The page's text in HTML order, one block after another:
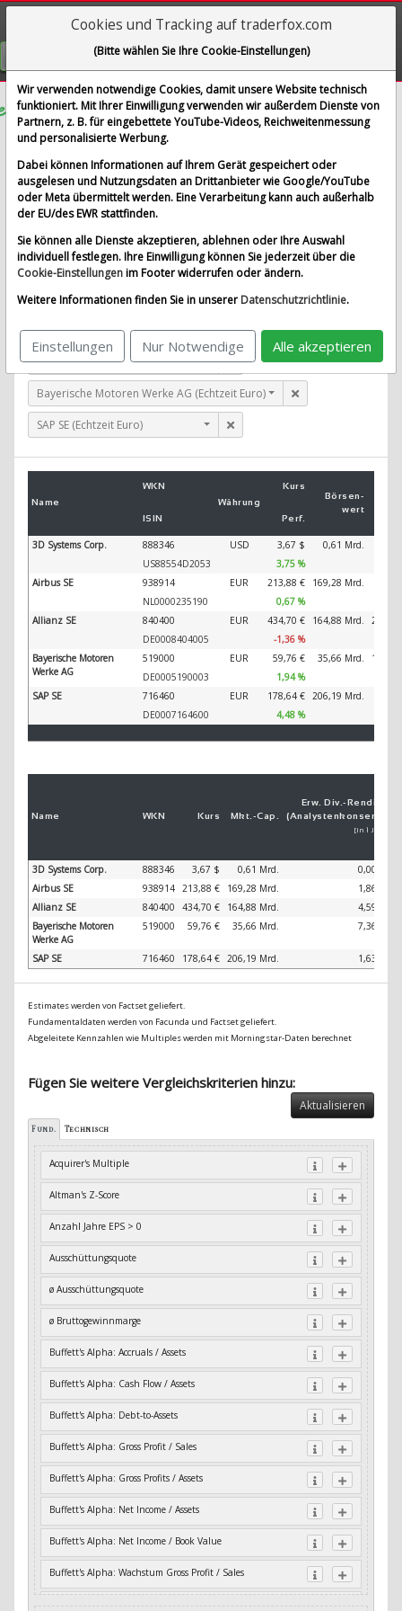
Visualizations
GRATIS REGISTRIEREN
3D Systems Corp.
im Vergleich mit Airbus SE, Allianz SE, Bayerische
Motoren Werke AG und 1 weitere Aktie
Alle Aktien entfernen
Standard-Vergleich
3D Systems Corp. (Echtzeit USD)
Airbus SE (Echtzeit Euro)
Allianz SE (Echtzeit Euro)
Bayerische Motoren Werke AG (Echtzeit Euro)
SAP SE (Echtzeit Euro)
Name
WKN
Währung
Kurs
Börsen­
wert
ISIN
Perf.
3D Systems Corp. 888346 USD 3,67 $ 0,61 Mrd.
US88554D2053
3,75 %
Airbus SE
938914 EUR 213,88 € 169,28 Mrd.
NL0000235190
0,67 %
Allianz SE
840400 EUR 434,70 € 164,88 Mrd.
DE0008404005
-1,36 %
Bayerische Motoren
Werke AG
519000 EUR 59,76 € 35,66 Mrd.
DE0005190003
1,94 %
SAP SE
716460 EUR 178,64 € 206,19 Mrd.
DE0007164600
4,48 %
Name WKN Kurs Mkt.-Cap.
Erw. Div.- Ren­di­te
(Analystenkonsens)
[in 1 Jahr]
3D Systems Corp. 888346 3,67 $ 0,61 Mrd.
0,00 %
Airbus SE
938914 213,88 € 169,28 Mrd.
1,86 %
Allianz SE
840400 434,70 € 164,88 Mrd.
4,59 %
Bayerische Motoren
Werke AG
519000 59,76 € 35,66 Mrd. 7,36 %
SAP SE 716460 178,64 € 206,19 Mrd. 1,63 %
Estimates werden von Factset geliefert.
Fundamentaldaten werden von Facunda und Factset geliefert.
Abgeleitete Kennzahlen wie Multiples werden mit Morningstar-Daten berechnet
Fügen Sie weitere Vergleichskriterien hinzu:
Aktualisieren
Fund. Technisch
Acquirer's Multiple
Altman's Z-Score
Anzahl Jahre EPS > 0
Ausschüttungsquote
ø Ausschüttungsquote
ø Bruttogewinnmarge
Buffett's Alpha: Accruals / Assets
Buffett's Alpha: Cash Flow / Assets
Buffett's Alpha: Debt-to-Assets
Buffett's Alpha: Gross Profit / Sales
Buffett's Alpha: Gross Profits / Assets
Buffett's Alpha: Net Income / Assets
Buffett's Alpha: Net Income / Book Value
Buffett's Alpha: Wachstum Gross Profit / Sales
Buffett's Alpha: Wachstum Residual Cash Flow / Assets
Cookies und Tracking auf traderfox.com
(Bitte wählen Sie Ihre Cookie-Einstellungen)
Wir verwenden notwendige Cookies, damit unsere Website technisch
funktioniert. Mit Ihrer Einwilligung verwenden wir außerdem Dienste von
Partnern, z. B. für eingebettete YouTube-Videos, Reichweitenmessung
und personalisierte Werbung.
Dabei können Informationen auf Ihrem Gerät gespeichert oder
ausgelesen und Nutzungsdaten an Drittanbieter wie Google/YouTube
oder Meta übermittelt werden. Eine Verarbeitung kann auch außerhalb
der EU/des EWR stattfinden.
Sie können alle Dienste akzeptieren, ablehnen oder Ihre Auswahl
individuell festlegen. Ihre Einwilligung können Sie jederzeit über die
Cookie-Einstellungenim Footer widerrufen oder ändern.
Weitere Informationen finden Sie in unserer Datenschutzrichtlinie.
Einstellungen Nur Notwendige Alle akzeptieren